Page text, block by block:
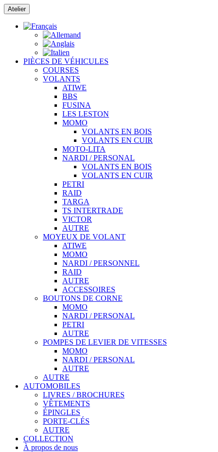
Passer
au
contenu
Atelier
PIÈCES DE VÉHICULES
COURSES
VOLANTS
ATIWE
BBS
FUSINA
LES LESTON
MOMO
VOLANTS EN BOIS
VOLANTS EN CUIR
MOTO-LITA
NARDI / PERSONAL
VOLANTS EN BOIS
VOLANTS EN CUIR
PETRI
RAID
TARGA
TS INTERTRADE
VICTOR
AUTRE
MOYEUX DE VOLANT
ATIWE
MOMO
NARDI / PERSONNEL
RAID
AUTRE
ACCESSOIRES
BOUTONS DE CORNE
MOMO
NARDI / PERSONAL
PETRI
AUTRE
POMPES DE LEVIER DE VITESSES
MOMO
NARDI / PERSONAL
AUTRE
AUTRE
AUTOMOBILES
LIVRES / BROCHURES
VÊTEMENTS
ÉPINGLES
PORTE-CLÉS
AUTRE
COLLECTION
À propos de nous